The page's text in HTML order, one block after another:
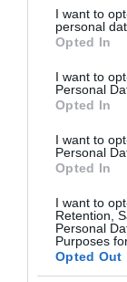
not limited to
grant or deny
use your data
consent section.
I want to
personal
Opted In
I want to
Personal
Opted In
I want to
Personal
Opted In
I want to
Retention,
Personal
Purposes
Opted Out